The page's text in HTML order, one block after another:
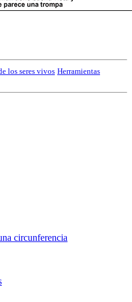
los seres vivos Herramientas
circunferencia